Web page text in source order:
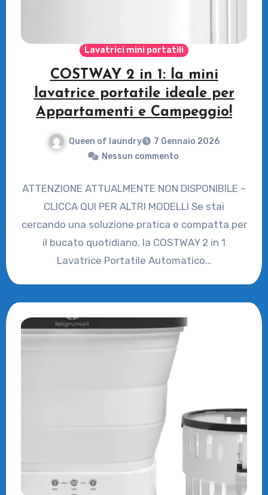
Lavatrici mini portatili
COSTWAY 2 in 1: la mini
lavatrice portatile ideale per
Appartamenti e Campeggio!
Queen of laundry
7 Gennaio 2026
Nessun commento
ATTENZIONE ATTUALMENTE NON DISPONIBILE –
CLICCA QUI PER ALTRI MODELLI Se stai
cercando una soluzione pratica e compatta per
il bucato quotidiano, la COSTWAY 2 in 1
Lavatrice Portatile Automatico…